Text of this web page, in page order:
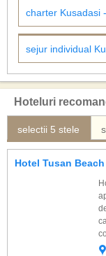
ofera conceptul All
ce ofera pachete
varianta cazare cu mic
charter Kusadasi
sejur individual
Hoteluri
selectii 5 stele
Hotel Tusan Beach